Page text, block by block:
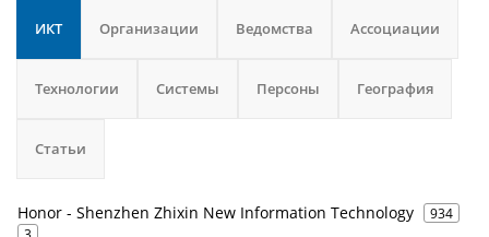
ИКТ Организации Ведомства Ассоциации
Технологии Системы Персоны География
Статьи
Honor - Shenzhen Zhixin New Information Technology
934